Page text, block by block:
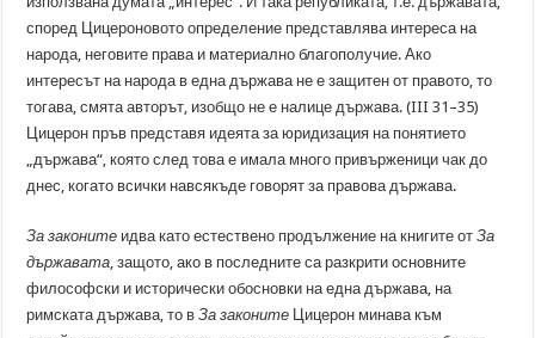
според Цицероновото определение представлява интереса на
народа, неговите права и материално благополучие. Ако
интересът на народа в една държава не е защитен от правото, то
тогава, смята авторът, изобщо не е налице държава. (III 31–35)
Цицерон пръв представя идеята за юридизация на понятието
„държава“, която след това е имала много привърженици чак до
днес, когато всички навсякъде говорят за правова държава.
За законите идва като естествено продължение на книгите отЗа
държавата, защото, ако в последните са разкрити основните
философски и исторически обосновки на една държава, на
римската държава, то вЗа законите Цицерон минава към